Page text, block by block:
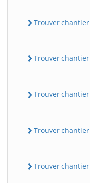
Trouver chantier
Trouver chantier
Trouver chantier
Trouver chantier
Trouver chantier